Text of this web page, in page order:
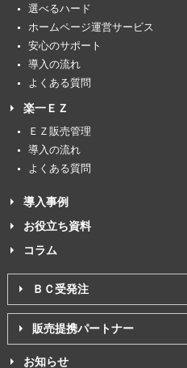
選べるハード
ホームページ運営サービス
安心のサポート
導入の流れ
よくある質問
楽一ＥＺ
ＥＺ販売管理
導入の流れ
よくある質問
導入事例
お役立ち資料
コラム
ＢＣ受発注
販売提携パートナー
お知らせ